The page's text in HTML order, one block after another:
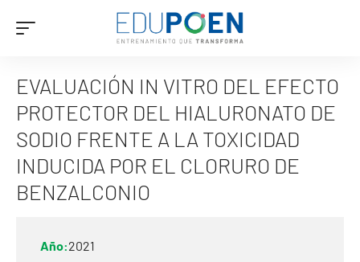
EVALUACIÓN IN VITRO DEL EFECTO
PROTECTOR DEL HIALURONATO DE
SODIO FRENTE A LA TOXICIDAD
INDUCIDA POR EL CLORURO DE
BENZALCONIO
Año:2021